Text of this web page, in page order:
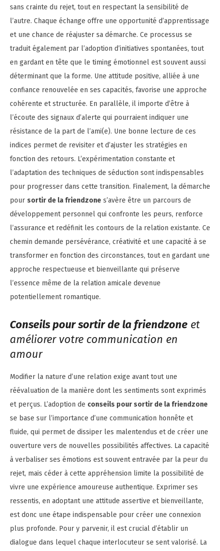
sans crainte du rejet, tout en respectant la sensibilité de
l’autre. Chaque échange offre une opportunité d’apprentissage
et une chance de réajuster sa démarche. Ce processus se
traduit également par l’adoption d’initiatives spontanées, tout
en gardant en tête que le timing émotionnel est souvent aussi
déterminant que la forme. Une attitude positive, alliée à une
confiance renouvelée en ses capacités, favorise une approche
cohérente et structurée. En parallèle, il importe d’être à
l’écoute des signaux d’alerte qui pourraient indiquer une
résistance de la part de l’ami(e). Une bonne lecture de ces
indices permet de revisiter et d’ajuster les stratégies en
fonction des retours. L’expérimentation constante et
l’adaptation des techniques de séduction sont indispensables
pour progresser dans cette transition. Finalement, la démarche
pour sortir de la friendzone s’avère être un parcours de
développement personnel qui confronte les peurs, renforce
l’assurance et redéfinit les contours de la relation existante. Ce
chemin demande persévérance, créativité et une capacité à se
transformer en fonction des circonstances, tout en gardant une
approche respectueuse et bienveillante qui préserve
l’essence même de la relation amicale devenue
potentiellement romantique.
Conseils pour sortir de la friendzone et
améliorer votre communication en
amour
Modifier la nature d’une relation exige avant tout une
réévaluation de la manière dont les sentiments sont exprimés
et perçus. L’adoption de conseils pour sortir de la friendzone
se base sur l’importance d’une communication honnête et
fluide, qui permet de dissiper les malentendus et de créer une
ouverture vers de nouvelles possibilités affectives. La capacité
à verbaliser ses émotions est souvent entravée par la peur du
rejet, mais céder à cette appréhension limite la possibilité de
vivre une expérience amoureuse authentique. Exprimer ses
ressentis, en adoptant une attitude assertive et bienveillante,
est donc une étape indispensable pour créer une connexion
plus profonde. Pour y parvenir, il est crucial d’établir un
dialogue dans lequel chaque interlocuteur se sent valorisé. La